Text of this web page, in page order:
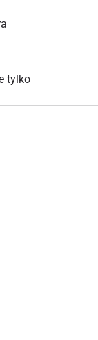
tylko